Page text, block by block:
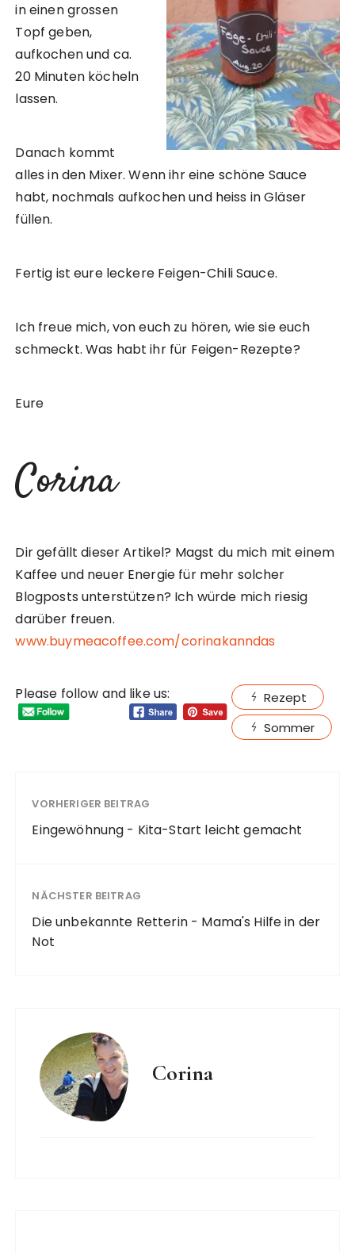
in einen grossen
Topf geben,
aufkochen und ca.
20 Minuten köcheln
lassen.
Danach kommt
alles in den Mixer. Wenn ihr eine schöne Sauce
habt, nochmals aufkochen und heiss in Gläser
füllen.
Fertig ist eure leckere Feigen-Chili Sauce.
Ich freue mich, von euch zu hören, wie sie euch
schmeckt. Was habt ihr für Feigen-Rezepte?
Eure
Corina
Dir gefällt dieser Artikel? Magst du mich mit einem
Kaffee und neuer Energie für mehr solcher
Blogposts unterstützen? Ich würde mich riesig
darüber freuen.
www.buymeacoffee.com/corinakanndas
Please follow and like us:
Rezept
Sommer
VORHERIGER BEITRAG
Eingewöhnung - Kita-Start leicht gemacht
NÄCHSTER BEITRAG
Die unbekannte Retterin - Mama's Hilfe in der
Not
Corina